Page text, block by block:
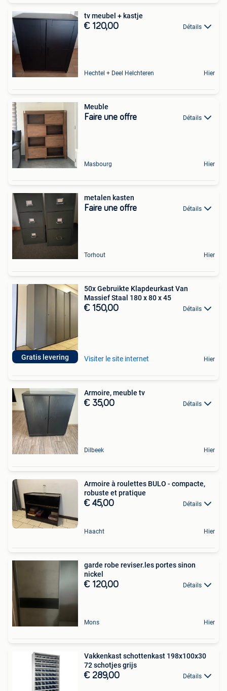
tv meubel + kastje
€ 120,00 Détails
Hechtel + Deel Helchteren Hier
Meuble
Faire une offre Détails
Masbourg Hier
metalen kasten
Faire une offre Détails
Torhout Hier
Gratis levering
50x Gebruikte Klapdeurkast Van
Massief Staal 180 x 80 x 45
€ 150,00 Détails
Visiter le site internet Hier
Armoire, meuble tv
€ 35,00 Détails
Dilbeek Hier
Armoire à roulettes BULO - compacte,
robuste et pratique
€ 45,00 Détails
Haacht Hier
garde robe reviser.les portes sinon
nickel
€ 120,00 Détails
Mons Hier
Vakkenkast schottenkast 198x100x30
72 schotjes grijs
€ 289,00 Détails